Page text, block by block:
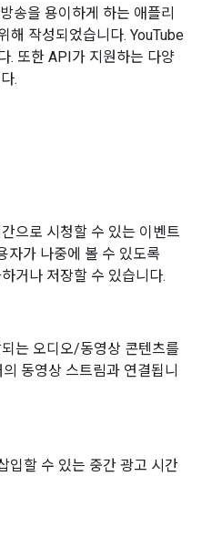
송을 용이하게 하는 애플리
해 작성되었습니다. YouTube
. 또한 API가 지원하는 다양
.
으로 시청할 수 있는 이벤트
자가 나중에 볼 수 있도록
거나 저장할 수 있습니다.
는 오디오/동영상 콘텐츠를
동영상 스트림과 연결됩니
입할 수 있는 중간 광고 시간